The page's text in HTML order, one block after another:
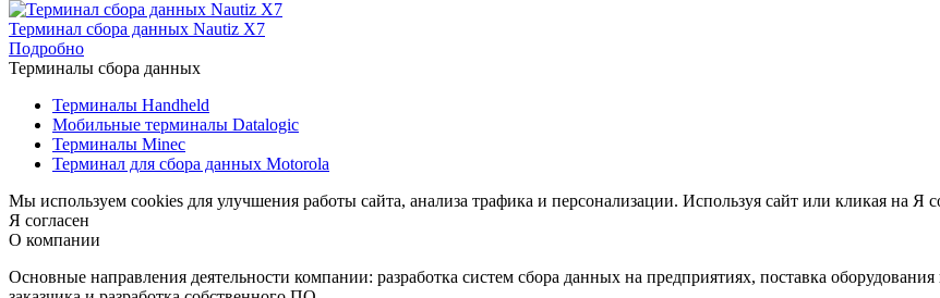
Терминал сбора данных Nautiz X7
Подробно
Терминалы сбора данных
Терминалы Handheld
Мобильные терминалы Datalogic
Терминалы Minec
Терминал для сбора данных Motorola
Мы используем cookies для улучшения работы сайта, анализа трафика и персонализации. Используя сайт или кликая на Я
Я согласен
О компании
Основные направления деятельности компании: разработка систем сбора данных на предприятиях, поставка